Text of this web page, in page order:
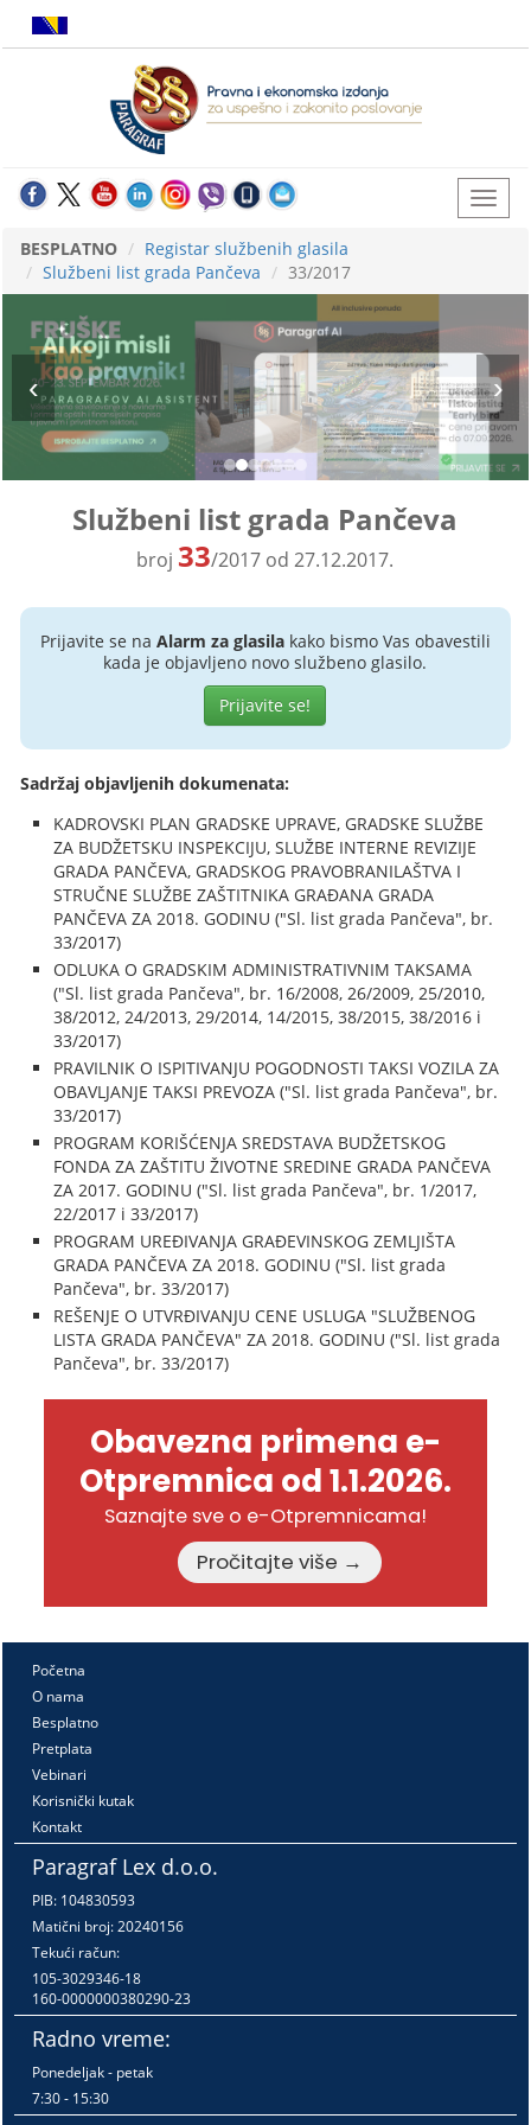
BESPLATNO
Registar službenih glasila
Službeni list grada Pančeva
33/2017
Službeni list grada Pančeva
broj 33/2017 od 27.12.2017.
Prijavite se na Alarm za glasilakako bismo Vas obavestili
kada je objavljeno novo službeno glasilo.
Prijavite se!
Sadržaj objavljenih dokumenata:
KADROVSKI PLAN GRADSKE UPRAVE, GRADSKE SLUŽBE
ZA BUDŽETSKU INSPEKCIJU, SLUŽBE INTERNE REVIZIJE
GRADA PANČEVA, GRADSKOG PRAVOBRANILAŠTVA I
STRUČNE SLUŽBE ZAŠTITNIKA GRAĐANA GRADA
PANČEVA ZA 2018. GODINU ("Sl. list grada Pančeva", br.
33/2017)
ODLUKA O GRADSKIM ADMINISTRATIVNIM TAKSAMA
("Sl. list grada Pančeva", br. 16/2008, 26/2009, 25/2010,
38/2012, 24/2013, 29/2014, 14/2015, 38/2015, 38/2016 i
33/2017)
PRAVILNIK O ISPITIVANJU POGODNOSTI TAKSI VOZILA ZA
OBAVLJANJE TAKSI PREVOZA ("Sl. list grada Pančeva", br.
33/2017)
PROGRAM KORIŠĆENJA SREDSTAVA BUDŽETSKOG
FONDA ZA ZAŠTITU ŽIVOTNE SREDINE GRADA PANČEVA
ZA 2017. GODINU ("Sl. list grada Pančeva", br. 1/2017,
22/2017 i 33/2017)
PROGRAM UREĐIVANJA GRAĐEVINSKOG ZEMLJIŠTA
GRADA PANČEVA ZA 2018. GODINU ("Sl. list grada
Pančeva", br. 33/2017)
REŠENJE O UTVRĐIVANJU CENE USLUGA "SLUŽBENOG
LISTA GRADA PANČEVA" ZA 2018. GODINU ("Sl. list grada
Pančeva", br. 33/2017)
Obavezna primena e-
Otpremnica od 1.1.2026.
Saznajte sve o e-Otpremnicama!
Pročitajte više →
Početna
O nama
Besplatno
Pretplata
Vebinari
Korisnički kutak
Kontakt
Paragraf Lex d.o.o.
PIB: 104830593
Matični broj: 20240156
Tekući račun:
105-3029346-18
160-0000000380290-23
Radno vreme:
Ponedeljak - petak
7:30 - 15:30